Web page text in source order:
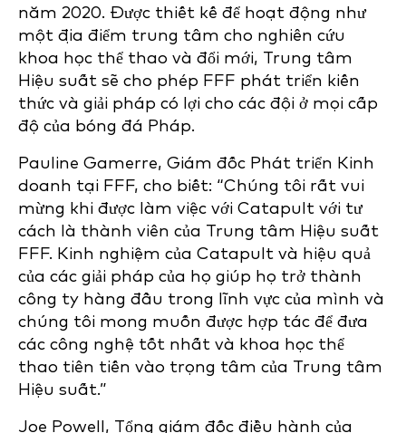
năm 2020. Được thiết kế để hoạt động như
một địa điểm trung tâm cho nghiên cứu
khoa học thể thao và đổi mới, Trung tâm
Hiệu suất sẽ cho phép FFF phát triển kiến
thức và giải pháp có lợi cho các đội ở mọi cấp
độ của bóng đá Pháp.
Pauline Gamerre, Giám đốc Phát triển Kinh
doanh tại FFF, cho biết: “Chúng tôi rất vui
mừng khi được làm việc với Catapult với tư
cách là thành viên của Trung tâm Hiệu suất
FFF. Kinh nghiệm của Catapult và hiệu quả
của các giải pháp của họ giúp họ trở thành
công ty hàng đầu trong lĩnh vực của mình và
chúng tôi mong muốn được hợp tác để đưa
các công nghệ tốt nhất và khoa học thể
thao tiên tiến vào trọng tâm của Trung tâm
Hiệu suất.”
Joe Powell, Tổng giám đốc điều hành của